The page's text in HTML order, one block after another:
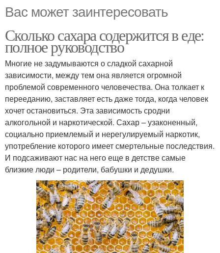
Вас может заинтересовать
Сколько сахара содержится в еде:
полное руководство
Многие не задумываются о сладкой сахарной
зависимости, между тем она является огромной
проблемой современного человечества. Она толкает к
перееданию, заставляет есть даже тогда, когда человек
хочет остановиться. Эта зависимость сродни
алкогольной и наркотической. Сахар – узаконенный,
социально приемлемый и нерегулируемый наркотик,
употребление которого имеет смертельные последствия.
И подсаживают нас на него еще в детстве самые
близкие люди – родители, бабушки и дедушки.